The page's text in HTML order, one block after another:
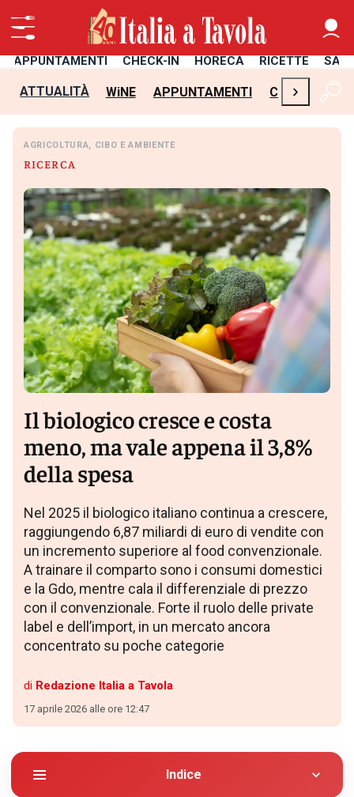
APPUNTAMENTI CHECK-IN HORECA RICETTE
ATTUALITÀ WiNE APPUNTAMENTI CHECK-IN
›
AGRICOLTURA, CIBO E AMBIENTE
RICERCA
Il biologico cresce e costa
meno, ma vale appena il 3,8%
della spesa
Nel 2025 il biologico italiano continua a crescere,
raggiungendo 6,87 miliardi di euro di vendite con
un incremento superiore al food convenzionale.
A trainare il comparto sono i consumi domestici
e la Gdo, mentre cala il differenziale di prezzo
con il convenzionale. Forte il ruolo delle private
label e dell’import, in un mercato ancora
concentrato su poche categorie
di Redazione Italia a Tavola
17 aprile 2026 alle ore 12:47
Indice